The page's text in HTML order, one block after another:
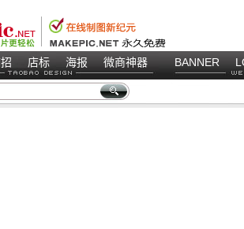
店标 海报 微商神器 BANNER